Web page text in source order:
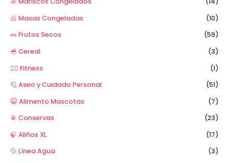
🥟 Masas Congeladas
(10)
🥜 Frutos Secos
(59)
🥣 Cereal
(3)
🏋️‍♂️ Fitness
(1)
🧻 Aseo y Cuidado Personal
(51)
😺 Alimento Mascotas
(7)
🥫 Conservas
(23)
🍃 Aliños XL
(17)
💦 Línea Agua
(3)